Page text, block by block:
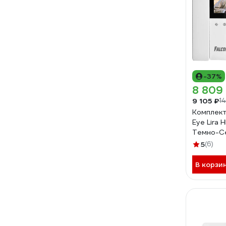
-37%
8 809
9 105 ₽
Eye Lira
Темно-
5(6)
В